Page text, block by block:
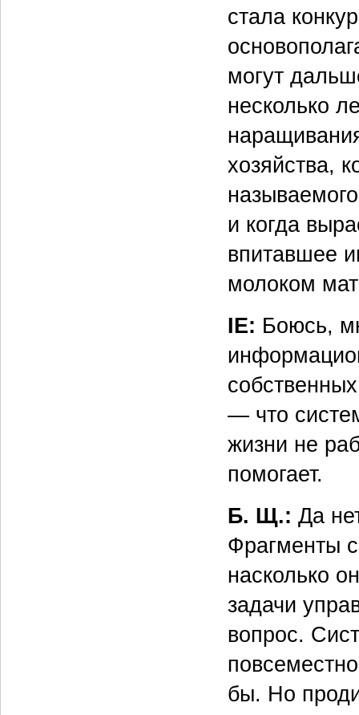
стала
могут
несколько
хозяйства,
и когда
впитавшее
молоком
IE: Боюсь,
— что
жизни не
помогает.
Б. Щ.: Да
Фрагменты
насколько
задачи
вопрос.
бы. Но